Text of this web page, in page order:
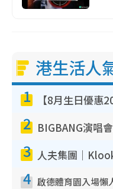
港生活人
1
2
3
4